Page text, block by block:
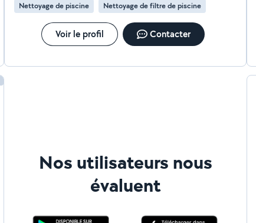
Nettoyage de piscine Nettoyage de filtre de piscine
Voir le profil Contacter
Nos utilisateurs nous
évaluent